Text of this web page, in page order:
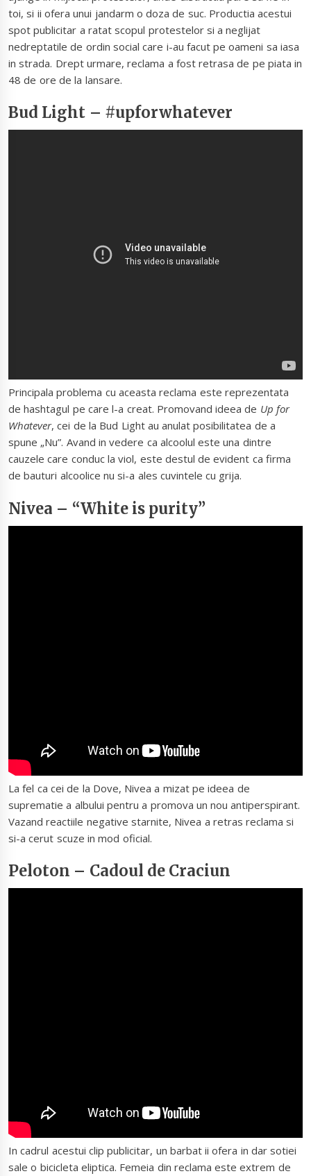
toi, si ii ofera unui jandarm o doza de suc. Productia acestui
spot publicitar a ratat scopul protestelor si a neglijat
nedreptatile de ordin social care i-au facut pe oameni sa iasa
in strada. Drept urmare, reclama a fost retrasa de pe piata in
48 de ore de la lansare.
Bud Light – #upforwhatever
Principala problema cu aceasta reclama este reprezentata
de hashtagul pe care l-a creat. Promovand ideea de Up for
Whatever, cei de la Bud Light au anulat posibilitatea de a
spune „Nu”. Avand in vedere ca alcoolul este una dintre
cauzele care conduc la viol, este destul de evident ca firma
de bauturi alcoolice nu si-a ales cuvintele cu grija.
Nivea – “White is purity”
La fel ca cei de la Dove, Nivea a mizat pe ideea de
suprematie a albului pentru a promova un nou antiperspirant.
Vazand reactiile negative starnite, Nivea a retras reclama si
si-a cerut scuze in mod oficial.
Peloton – Cadoul de Craciun
In cadrul acestui clip publicitar, un barbat ii ofera in dar sotiei
sale o bicicleta eliptica. Femeia din reclama este extrem de